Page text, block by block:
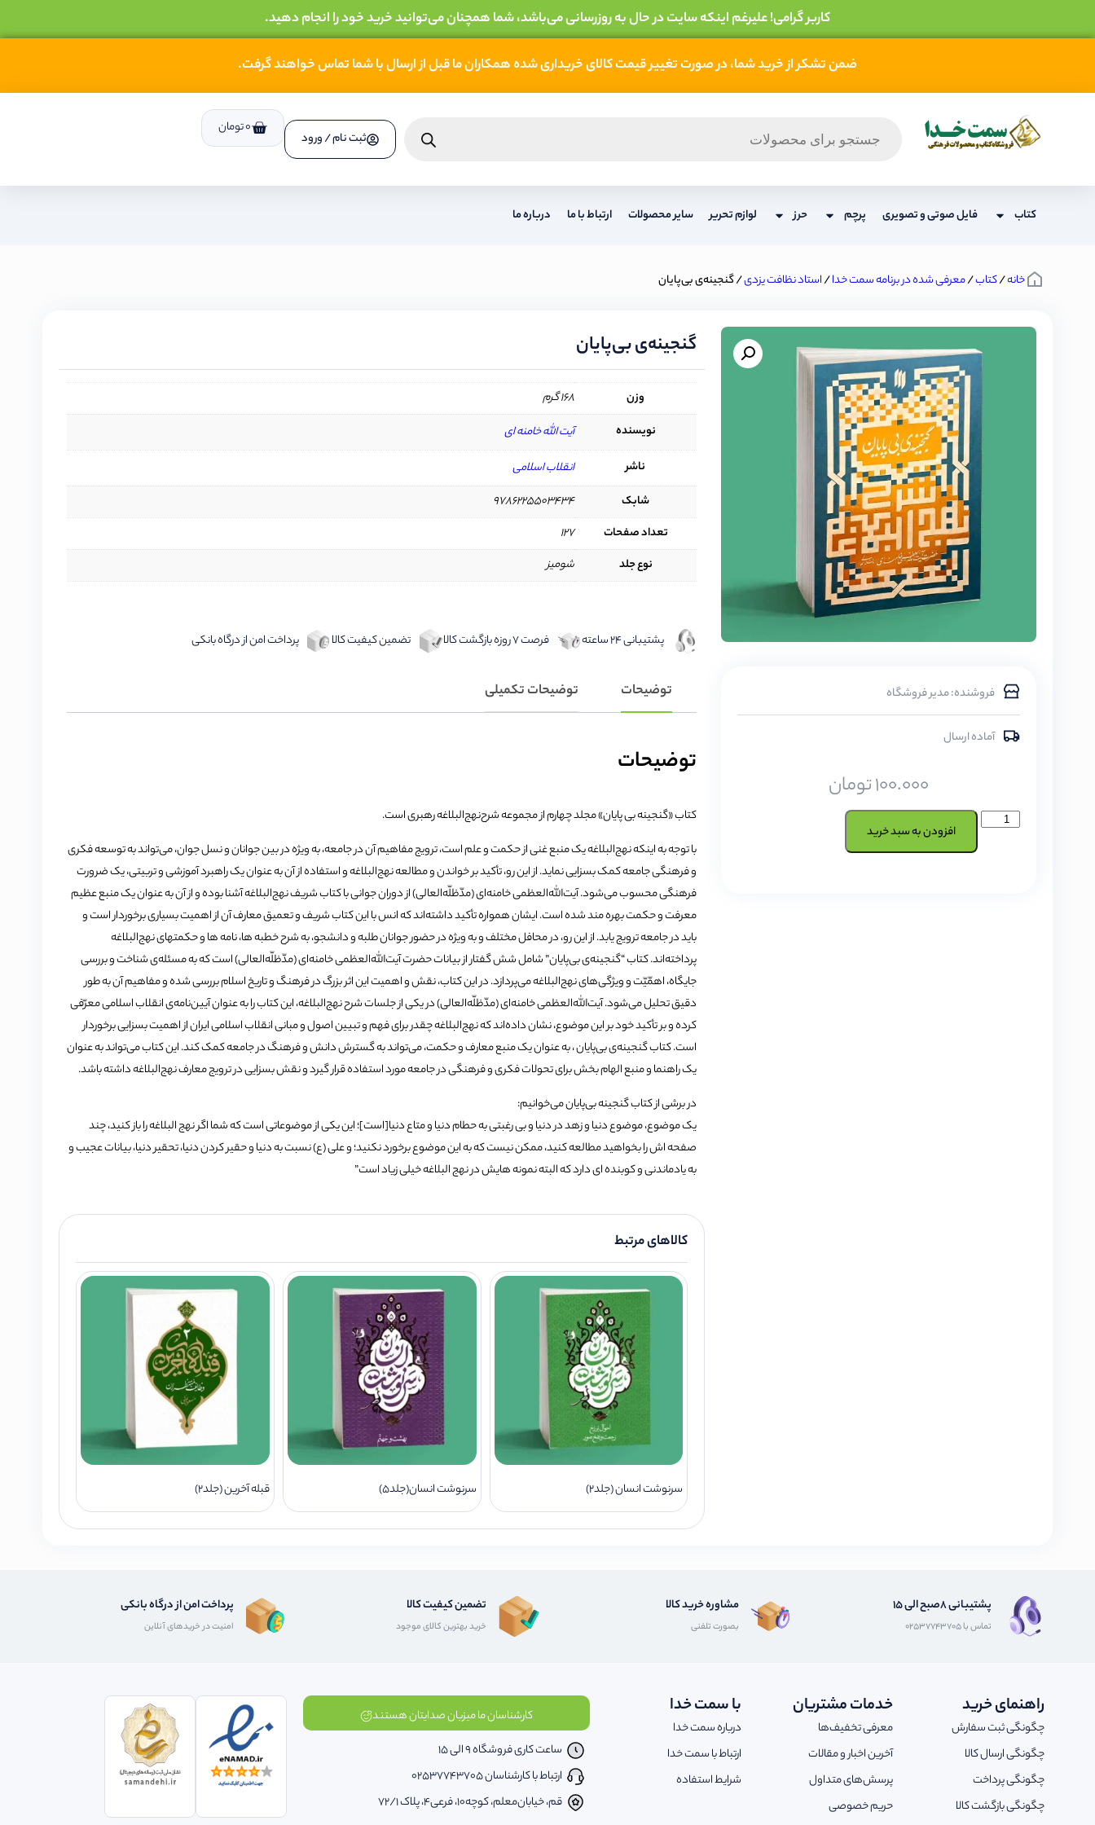
کاربر گرامی! علیرغم اینکه سایت در حال به روزرسانی می‌باشد، شما همچنان می‌توانید خرید خود را انجام دهید.
ضمن تشکر از خرید شما، در صورت تغییر قیمت کالای خریداری شده همکاران ما قبل از ارسال با شما تماس خواهند گرفت.
ثبت نام / ورود
0تومان
کتاب فایل صوتی و تصویری پرچم حرز لوازم تحریر سایر محصولات ارتباط با ما درباره ما
خانه/کتاب/معرفی شده در برنامه سمت خدا/استاد نظافت یزدی/ گنجینه‌ی بی‌پایان
فروشنده: مدیر فروشگاه
آماده ارسال
100.000تومان
افزودن به سبد خرید
گنجینه‌ی بی‌پایان
وزن
168 گرم
نویسنده
آیت الله خامنه ای
ناشر
انقلاب اسلامی
شابک
9786225503434
تعداد صفحات
127
نوع جلد
شومیز
پشتیبانی 24 ساعته فرصت 7 روزه بازگشت کالا تضمین کیفیت کالا پرداخت امن از درگاه بانکی
توضیحات توضیحات تکمیلی
توضیحات
کتاب «گنجینه بی پایان» مجلد چهارم از مجموعه شرح‌نهج‌البلاغه رهبری است.
با توجه به اینکه نهج‌البلاغه یک منبع غنی از حکمت و علم است، ترویج مفاهیم آن در جامعه، به ویژه در بین جوانان و نسل جوان، می‌تواند به توسعه فکری
و فرهنگی جامعه کمک بسزایی نماید. از این رو، تأکید بر خواندن و مطالعه نهج‌البلاغه و استفاده از آن به عنوان یک راهبرد آموزشی و تربیتی، یک ضرورت
فرهنگی محسوب می‌شود. آیت‌الله‌العظمی خامنه‌ای (مدّظلّه‌العالی) از دوران جوانی با کتاب شریف نهج‌البلاغه آشنا بوده و از آن به عنوان یک منبع عظیم
معرفت و حکمت بهره مند شده است. ایشان همواره تأکید داشته‌اند که انس با این کتاب شریف و تعمیق معارف آن از اهمیت بسیاری برخوردار است و
باید در جامعه ترویج یابد. از این رو، در محافل مختلف و به ویژه در حضور جوانان طلبه و دانشجو، به شرح خطبه ها، نامه ها و حکمتهای نهج‌البلاغه
پرداخته‌اند. کتاب “گنجینه‌ی بی‌پایان” شامل شش گفتار از بیانات حضرت آیت‌الله‌العظمی خامنه‌ای (مدّظلّه‌العالی) است که به مسئله‌ی شناخت و بررسی
جایگاه، اهمّیّت و ویژگی‌های نهج‌البلاغه می‌پردازد. در این کتاب، نقش و اهمیت این اثر بزرگ در فرهنگ و تاریخ اسلام بررسی شده و مفاهیم آن به طور
دقیق تحلیل می‌شود. آیت‌الله‌العظمی خامنه‌ای (مدّظلّه‌العالی) در یکی از جلسات شرح نهج‌البلاغه، این کتاب را به عنوان آیین‌نامه‌ی انقلاب اسلامی معرّفی
کرده و بر تأکید خود بر این موضوع، نشان داده‌اند که نهج‌البلاغه چقدر برای فهم و تبیین اصول و مبانی انقلاب اسلامی ایران از اهمیت بسزایی برخوردار
است. کتاب گنجینه‌ی بی‌پایان ، به عنوان یک منبع معارف و حکمت، می‌تواند به گسترش دانش و فرهنگ در جامعه کمک کند. این کتاب می‌تواند به عنوان
یک راهنما و منبع الهام بخش برای تحولات فکری و فرهنگی در جامعه مورد استفاده قرار گیرد و نقش بسزایی در ترویج معارف نهج‌البلاغه داشته باشد.
در برشی از کتاب گنجینه بی‌پایان می‌خوانیم:
یک موضوع، موضوع دنیا و زهد در دنیا و بی رغبتی به حطام دنیا و متاع دنیا[است]؛ این یکی از موضوعاتی است که شما اگر نهج البلاغه را باز کنید، چند
صفحه اش را بخواهید مطالعه کنید، ممکن نیست که به این موضوع برخورد نکنید؛ و علی (ع) نسبت به دنیا و حقیر کردن دنیا، تحقیر دنیا، بیانات عجیب و
به یادماندنی و کوبنده ای دارد که البته نمونه هایش در نهج البلاغه خیلی زیاد است”
کالاهای مرتبط
سرنوشت انسان (جلد2) سرنوشت انسان(جلد5) قبله آخرین (جلد2)
پشتیبانی 8صبح الی 15
تماس با 02537743705
مشاوره خرید کالا
بصورت تلفنی
تضمین کیفیت کالا
خرید بهترین کالای موجود
پرداخت امن از درگاه بانکی
امنیت در خریدهای آنلاین
راهنمای خرید
چگونگی ثبت سفارش
چگونگی ارسال کالا
چگونگی پرداخت
چگونگی بازگشت کالا
خدمات مشتریان
معرفی تخفیف‌ها
آخرین اخبار و مقالات
پرسش‌های متداول
حریم خصوصی
با سمت خدا
درباره سمت خدا
ارتباط با سمت خدا
شرایط استفاده
کارشناسان ما میزبان صدایتان هستند
ساعت کاری فروشگاه 9 الی 15
ارتباط با کارشناسان 02537743705
قم، خیابان‌معلم، کوچه‌10، فرعی‌4، پلاک ‌72/1